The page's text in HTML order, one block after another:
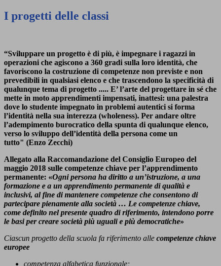
I progetti delle classi
“Sviluppare un progetto è di più, è impegnare i ragazzi in
operazioni che agiscono a 360 gradi sulla loro identità, che
favoriscono la costruzione di competenze non previste e non
prevedibili in qualsiasi elenco e che trascendono la specificità di
qualunque tema di progetto ..... E’ l’arte del progettare in sé che
mette in moto apprendimenti impensati, inattesi: una palestra
dove lo studente impegnato in problemi autentici si forma
l’identità nella sua interezza (wholeness). Per andare oltre
l’adempimento burocratico della spunta di qualunque elenco,
verso lo sviluppo dell’identità della persona come un
tutto" (Enzo Zecchi)
Allegato alla Raccomandazione del Consiglio Europeo del
maggio 2018 sulle competenze chiave per l’apprendimento
permanente: «Ogni persona ha diritto a un’istruzione, a una
formazione e a un apprendimento permanente di qualità e
inclusivi, al fine di mantenere competenze che consentono di
partecipare pienamente alla società … Le competenze chiave,
come definito nel presente quadro di riferimento, intendono porre
le basi per creare società più uguali e più democratiche»
Ciascun progetto della scuola fa riferimento alle competenze chiave
europee
competenza alfabetica funzionale;